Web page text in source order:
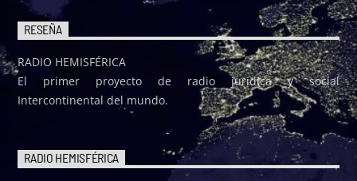
RESEÑA
RADIO HEMISFÉRICA
El primer proyecto de radio jurídica y social
Intercontinental del mundo.
RADIO HEMISFÉRICA